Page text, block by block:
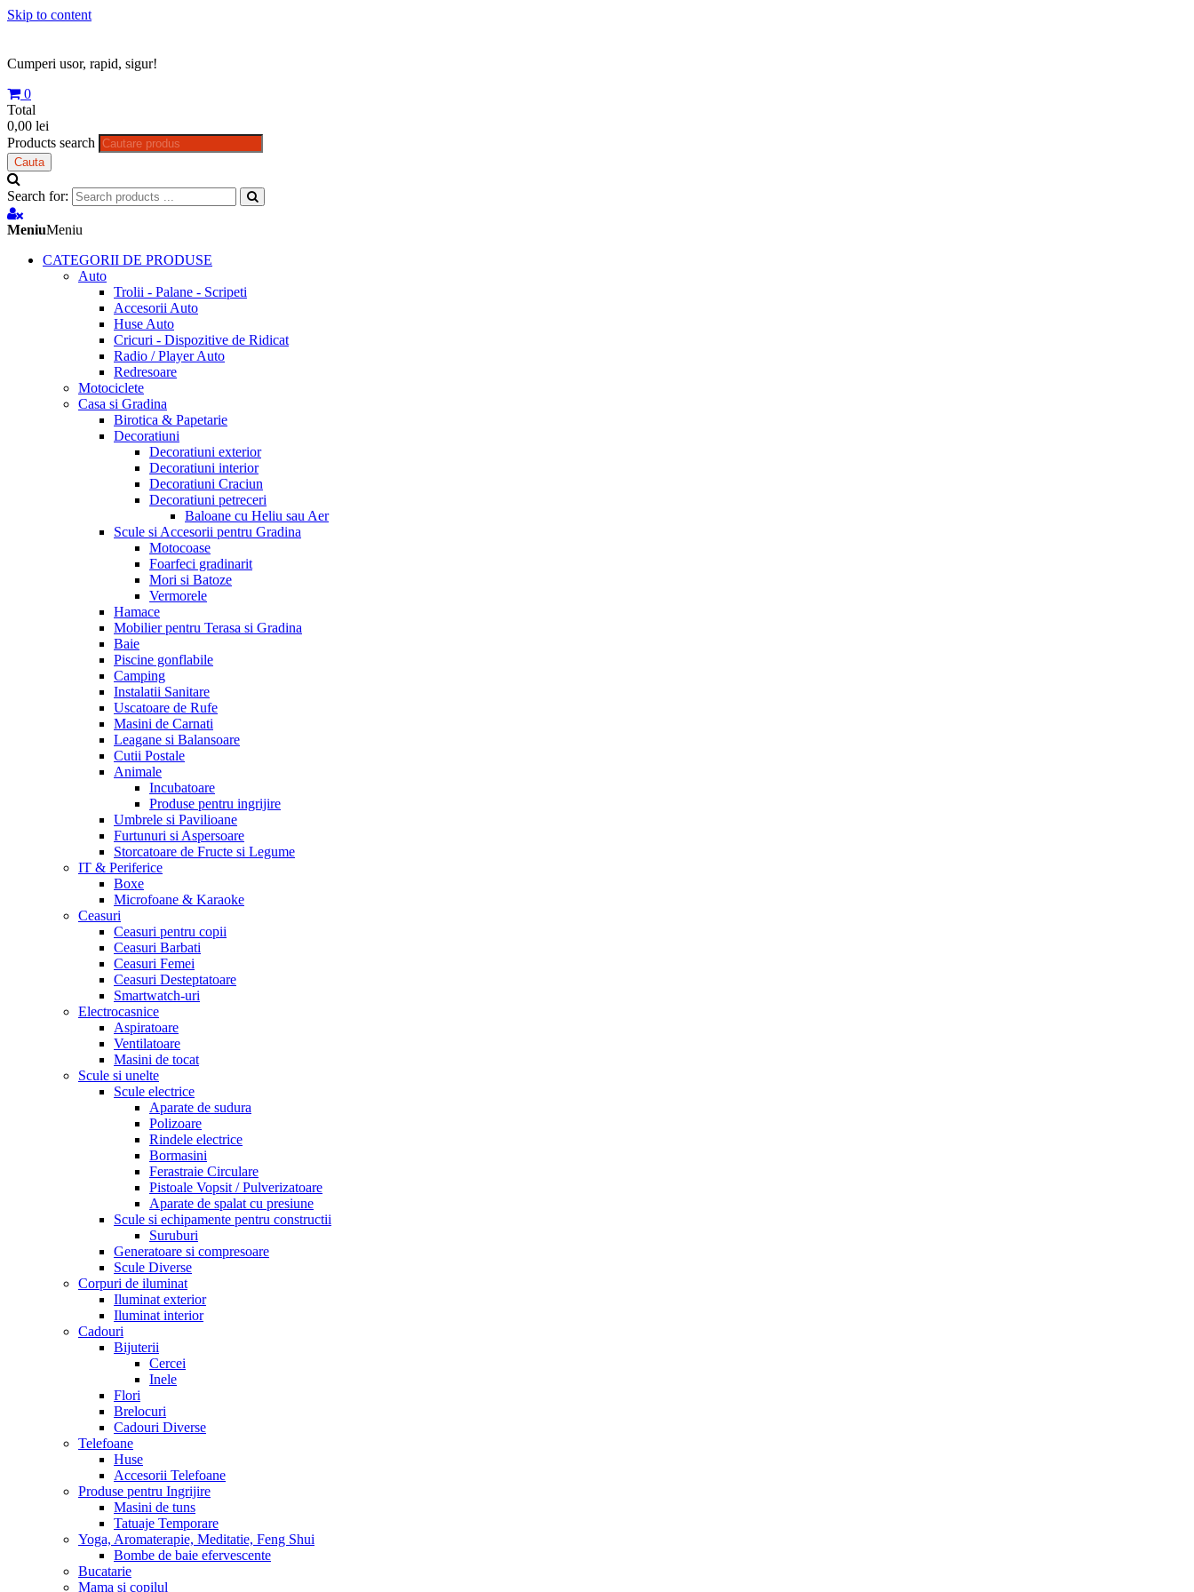
Skip to content
Cumperi usor, rapid, sigur!
0
Total
0,00 lei
Products search
Cauta
Search for:
MeniuMeniu
CATEGORII DE PRODUSE
Auto
Trolii - Palane - Scripeti
Accesorii Auto
Huse Auto
Cricuri - Dispozitive de Ridicat
Radio / Player Auto
Redresoare
Motociclete
Casa si Gradina
Birotica & Papetarie
Decoratiuni
Decoratiuni exterior
Decoratiuni interior
Decoratiuni Craciun
Decoratiuni petreceri
Baloane cu Heliu sau Aer
Scule si Accesorii pentru Gradina
Motocoase
Foarfeci gradinarit
Mori si Batoze
Vermorele
Hamace
Mobilier pentru Terasa si Gradina
Baie
Piscine gonflabile
Camping
Instalatii Sanitare
Uscatoare de Rufe
Masini de Carnati
Leagane si Balansoare
Cutii Postale
Animale
Incubatoare
Produse pentru ingrijire
Umbrele si Pavilioane
Furtunuri si Aspersoare
Storcatoare de Fructe si Legume
IT & Periferice
Boxe
Microfoane & Karaoke
Ceasuri
Ceasuri pentru copii
Ceasuri Barbati
Ceasuri Femei
Ceasuri Desteptatoare
Smartwatch-uri
Electrocasnice
Aspiratoare
Ventilatoare
Masini de tocat
Scule si unelte
Scule electrice
Aparate de sudura
Polizoare
Rindele electrice
Bormasini
Ferastraie Circulare
Pistoale Vopsit / Pulverizatoare
Aparate de spalat cu presiune
Scule si echipamente pentru constructii
Suruburi
Generatoare si compresoare
Scule Diverse
Corpuri de iluminat
Iluminat exterior
Iluminat interior
Cadouri
Bijuterii
Cercei
Inele
Flori
Brelocuri
Cadouri Diverse
Telefoane
Huse
Accesorii Telefoane
Produse pentru Ingrijire
Masini de tuns
Tatuaje Temporare
Yoga, Aromaterapie, Meditatie, Feng Shui
Bombe de baie efervescente
Bucatarie
Mama si copilul